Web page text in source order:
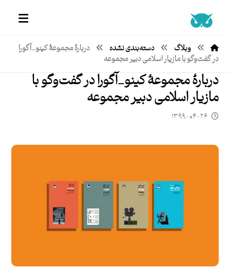
وبلاگ دسته‌بندی نشده
دربارۀ مجموعۀ کینو_آگورا
در گفت‌وگو با مازیار اسلامی دبیر مجموعه
دربارۀ مجموعۀ کینو_آگورا در گفت‌وگو با
مازیار اسلامی دبیر مجموعه
۱۳۹۹-۰۴-۲۶